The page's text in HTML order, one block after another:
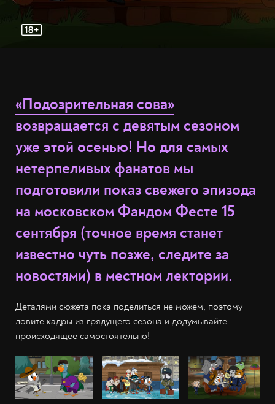
«Подозрительная сова»
возвращается с девятым сезоном
уже этой осенью! Но для самых
нетерпеливых фанатов мы
подготовили показ свежего эпизода
на московском Фандом Фесте 15
сентября (точное время станет
известно чуть позже, следите за
новостями) в местном лектории.
Деталями сюжета пока поделиться не можем, поэтому
ловите кадры из грядущего сезона и додумывайте
происходящее самостоятельно!